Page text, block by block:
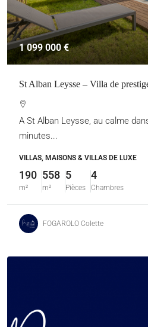
1 099 000 €
St Alban Leysse – Villa de
A St Alban Leysse, au calme
minutes...
VILLAS, MAISONS & VILLAS DE LUXE
190
m²
558
m²
5
Pièces
4
Chambres
FOGAROLO Colette